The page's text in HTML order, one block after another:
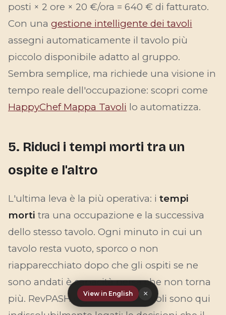
posti × 2 ore × 20 €/ora = 640 € di fatturato.
Con una gestione intelligente dei tavoli
assegni automaticamente il tavolo più
piccolo disponibile adatto al gruppo.
Sembra semplice, ma richiede una visione in
tempo reale dell'occupazione: scopri come
HappyChef Mappa Tavoli lo automatizza.
5. Riduci i tempi morti tra un
ospite e l'altro
L'ultima leva è la più operativa: i tempi
morti tra una occupazione e la successiva
dello stesso tavolo. Ogni minuto in cui un
tavolo resta vuoto, sporco o non
riapparecchiato dopo che gli ospiti se ne
sono andati è capacità persa che non torna
più. RevPASH e gestione dei tavoli sono qui
View in English ×